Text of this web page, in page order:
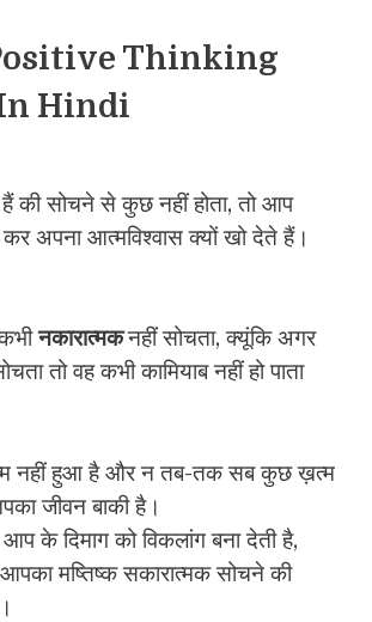
Thinking
Hindi
की सोचने से कुछ नहीं होता, तो आप
अपना आत्मविश्वास क्यों खो देते हैं।
कभीनकारात्मकनहीं सोचता, क्यूंकि अगर
तो वह कभी कामियाब नहीं हो पाता
नहीं हुआ है और न तब-तक सब कुछ ख़त्म
जीवन बाकी है।
के दिमाग को विकलांग बना देती है,
मष्तिष्क सकारात्मक सोचने की